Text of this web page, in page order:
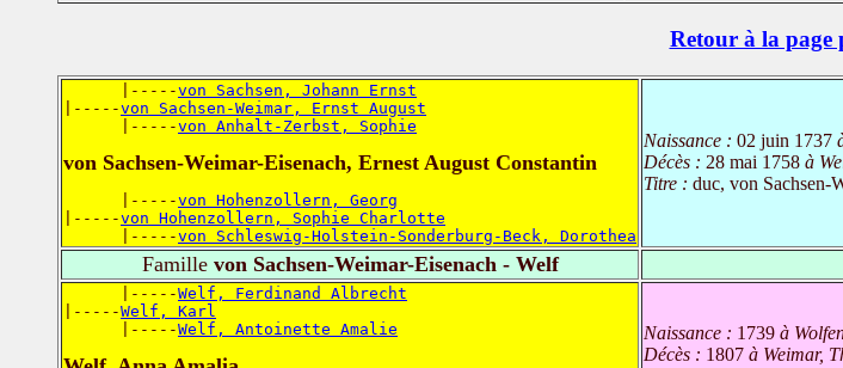
Retour à la page
      |-----
von Sachsen, Johann Ernst
|-----von Sachsen-Weimar, Ernst August
      |-----
von Anhalt-Zerbst, Sophie
von Sachsen-Weimar-Eisenach, Ernest August Constantin
      |-----
von Hohenzollern, Georg
|-----von Hohenzollern, Sophie Charlotte
      |-----
von Schleswig-Holstein-Sonderburg-Beck, Dorothea
Naissance : 02 juin 1737
Décès : 28 mai 1758 à
Titre : duc, von Sachsen-
Famillevon Sachsen-Weimar-Eisenach - Welf
      |-----
Welf, Ferdinand Albrecht
|-----Welf, Karl
      |-----
Welf, Antoinette Amalie Naissance : 1739 à
Décès : 1807 à Weimar,